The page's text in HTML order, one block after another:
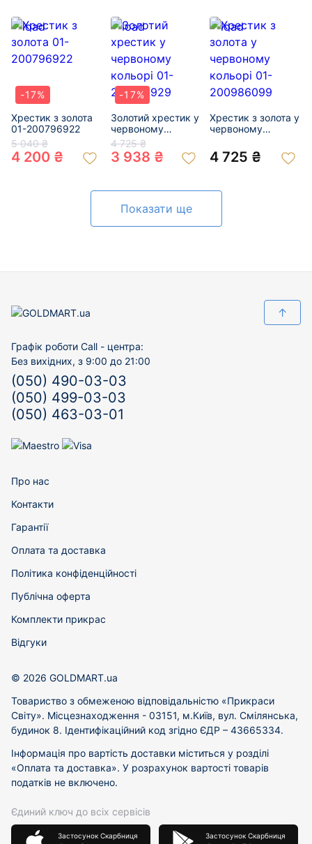
-17%
Хрестик з золота
01-200796922
5 040 ₴
4 200 ₴
-17%
Золотий хрестик у
червоному
кольорі 01-
200819929
4 725 ₴
3 938 ₴
Хрестик з золота у
червоному
200986099
4 725 ₴
Показати ще
↑
Графік роботи Call - центра:
Без вихідних, з 9:00 до 21:00
(050) 490-03-03
(050) 499-03-03
(050) 463-03-01
Про нас
Контакти
Гарантії
Оплата та доставка
Політика конфіденційності
Публічна оферта
Комплекти прикрас
Відгуки
© 2026 GOLDMART.ua
Товариство з обмеженою відповідальністю «Прикраси
Світу». Місцезнаходження - 03151, м.Київ, вул. Смілянська,
будинок 8. Ідентифікаційний код згідно ЄДР – 43665334.
Інформація про вартість доставки міститься у розділі
«Оплата та доставка». У розрахунок вартості товарів
податків не включено.
Єдиний ключ до всіх сервісів
Застосунок Скарбниця Застосунок Скарбниця